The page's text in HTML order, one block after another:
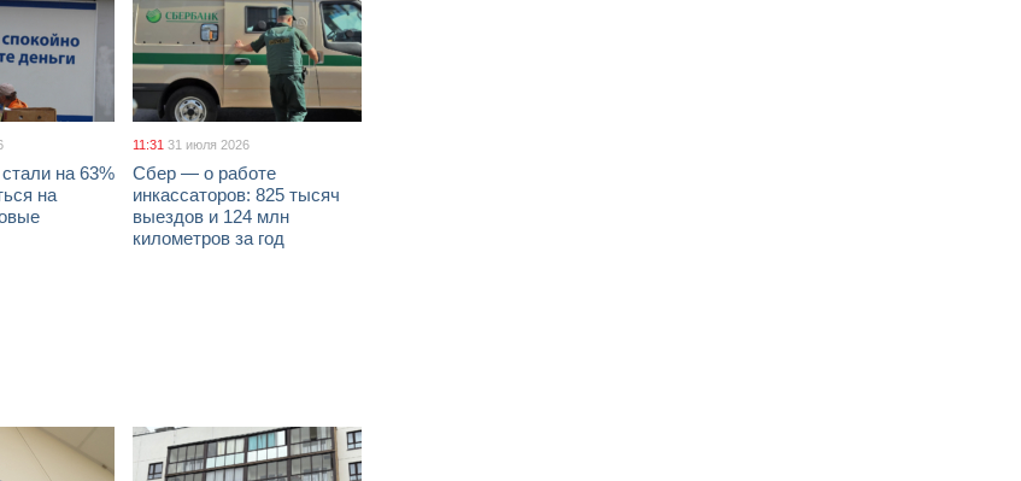
на 63%
на
11:31 31 июля 2026
Сбер — о работе
инкассаторов: 825 тысяч
выездов и 124 млн
километров за год